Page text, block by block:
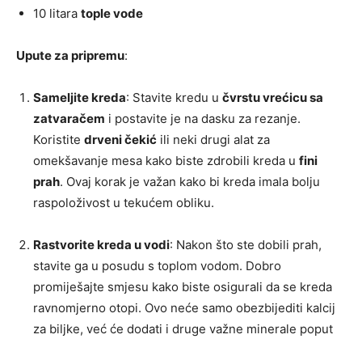
10 litara tople vode
Upute za pripremu:
Sameljite kreda: Stavite kredu u čvrstu vrećicu sa
zatvaračem i postavite je na dasku za rezanje.
Koristite drveni čekić ili neki drugi alat za
omekšavanje mesa kako biste zdrobili kreda u fini
prah. Ovaj korak je važan kako bi kreda imala bolju
raspoloživost u tekućem obliku.
Rastvorite kreda u vodi: Nakon što ste dobili prah,
stavite ga u posudu s toplom vodom. Dobro
promiješajte smjesu kako biste osigurali da se kreda
ravnomjerno otopi. Ovo neće samo obezbijediti kalcij
za biljke, već će dodati i druge važne minerale poput